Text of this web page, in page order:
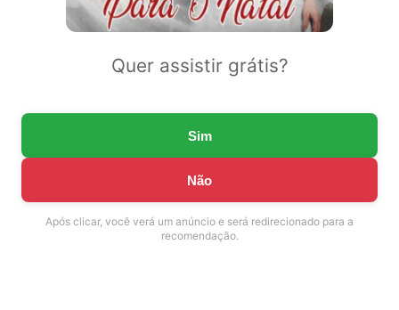
Quer assistir grátis?
Sim
Não
Após clicar, você verá um anúncio e será redirecionado para a
recomendação.